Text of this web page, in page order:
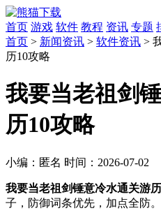
首页 游戏 软件 教程 资讯 专题
首页 > 新闻资讯 > 软件资讯 >
历10攻略
我要当老祖剑
历10攻略
小编： 匿名 时间： 2026-07-02
我要当老祖剑锤意冷水通关游
子，防御词条优先，加点全防